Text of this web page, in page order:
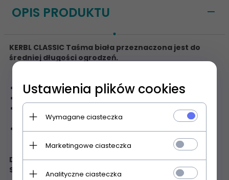
OPIS PRODUKTU
KERBL CLASSIC Taśma biała przeznaczona jest do
średniej długości ogrodzeń.
znakomitatrwałość
wzmocnionej stali nierdzewnej
duża wytrzymałość
na zerwanie dzięki silnym
włóknom
dobrze widoczna dla koni
Długość:500 metrów
Szerokość:
10 milimetrów
Ustawienia plików cookies
Wymagane ciasteczka
Marketingowe ciasteczka
Analityczne ciasteczka